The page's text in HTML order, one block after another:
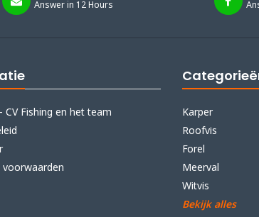
Answer in 12 Hours
CV Fishing en het team
voorwaarden
Karper
Roofvis
Forel
Meerval
Witvis
Bekijk alles